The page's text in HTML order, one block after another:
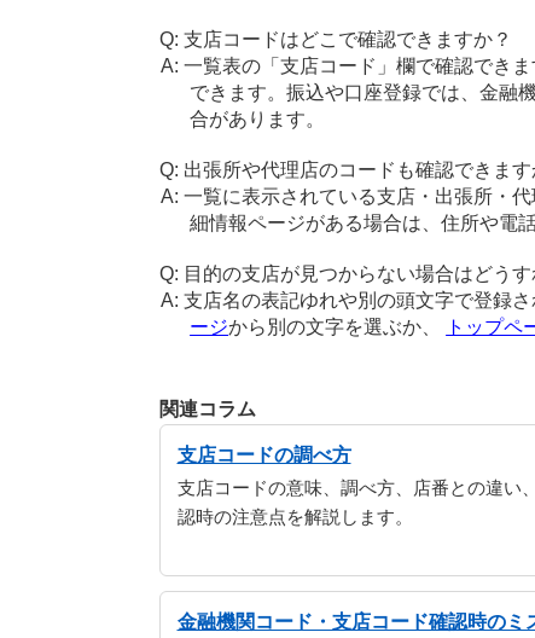
支店コードはどこで確認できますか？
一覧表の「支店コード」欄で確認でき
できます。振込や口座登録では、金融
合があります。
出張所や代理店のコードも確認できます
一覧に表示されている支店・出張所・
細情報ページがある場合は、住所や電
目的の支店が見つからない場合はどう
支店名の表記ゆれや別の頭文字で登録
ージから別の文字を選ぶか、 トップペ
関連コラム
支店コードの調べ方
支店コードの意味、調べ方、店番との違い
認時の注意点を解説します。
金融機関コード・支店コード確認時のミ